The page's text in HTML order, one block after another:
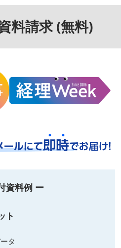
料請求 (無料)
資料例 ー
ト
タ